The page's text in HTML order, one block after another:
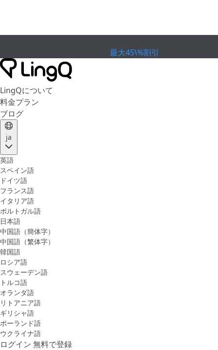
最大45\%割引
LingQについて
料金プラン
ブログ
ja
英語
スペイン語
ドイツ語
フランス語
イタリア語
ポルトガル語
日本語
中国語（簡体字）
中国語（繁体字）
韓国語
ロシア語
スウェーデン語
トルコ語
オランダ語
リトアニア語
ギリシャ語
ポーランド語
ウクライナ語
ログイン 無料で登録